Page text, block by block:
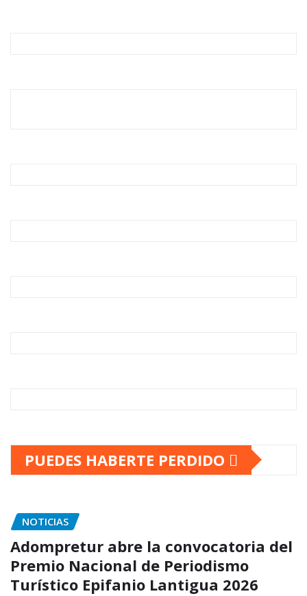
PUEDES HABERTE PERDIDO
NOTICIAS
Adompretur abre la convocatoria del
Premio Nacional de Periodismo
Turístico Epifanio Lantigua 2026